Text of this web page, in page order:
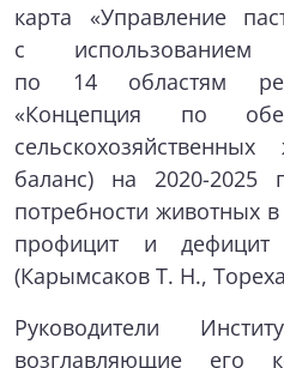
карта «Управление
с использованием
по 14 областям
«Концепция по
баланс) на 2020-2025
потребности животных
профицит и дефицит
(Карымсаков Т. Н.,
Руководители
возглавляющие его